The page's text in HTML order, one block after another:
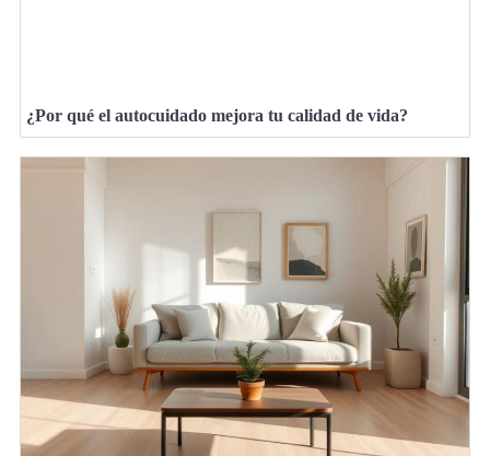
¿Por qué el autocuidado mejora tu calidad de vida?